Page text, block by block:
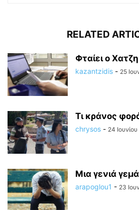
RELATED
Φταίει ο
kazantzidis - 25
Τι κράνος
chrysos - 24
Μια γενιά
arapoglou1 - 23